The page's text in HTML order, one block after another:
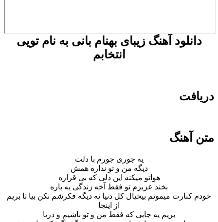
دانلود آهنگ زیبای بهنام بانی به نامتویی
انتخابم
دریافت
متن آهنگ
یه جوری جورم با دلت
دیگه من و تو نداره همش
هواتو میکنه این دلی که بی قراره
بخند عزیزم تو فقط آخه زندگی یه باره
خودم کنارت میمونم بیخیال کل دنیا نه دیگه فکرشم نکن بیا تا بریم
از اینجا
بریم یه جایی که فقط من و تو باشیم و دریا